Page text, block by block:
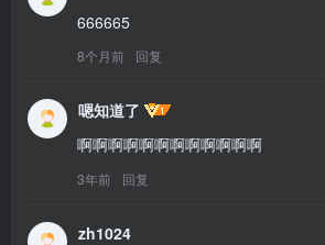
666665
8个月前 回复
嗯知道了
啊啊啊啊啊啊啊啊啊啊啊啊
3年前 回复
zh1024